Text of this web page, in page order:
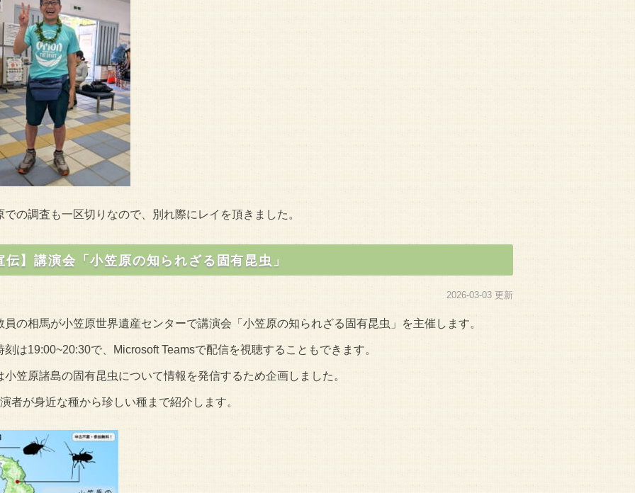
での調査も一区切りなので、別れ際にレイを頂きました。
伝】講演会「小笠原の知られざる固有昆虫」
2026-03-03 更新
員の相馬が小笠原世界遺産センターで講演会「小笠原の知られざる固有昆虫」を主催します。
刻は19:00~20:30で、Microsoft Teamsで配信を視聴することもできます。
小笠原諸島の固有昆虫について情報を発信するため企画しました。
者が身近な種から珍しい種まで紹介します。